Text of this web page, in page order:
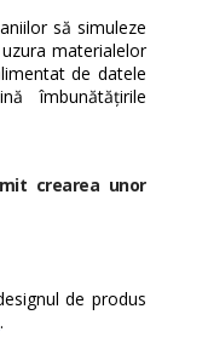
să simuleze
materialelor
de datele
îmbunătățirile
crearea unor
de produs
.